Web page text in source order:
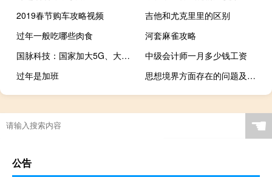
2019春节购车攻略视频
吉他和尤克里里的区别
过年一般吃哪些肉食
河套麻雀攻略
国脉科技：国家加大5G、大数据、算力等新型基础设施投资 将对公司技术服务业务带来积极影响
中级会计师一月多少钱工资
过年是加班
思想境界方面存在的问题及整改措施（思想境界）
☚
公告